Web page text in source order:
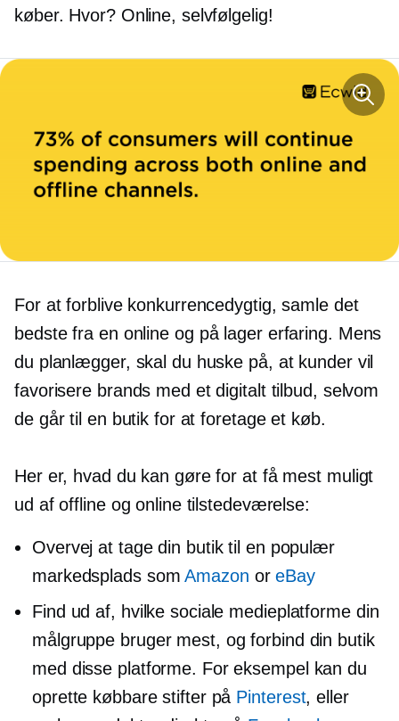
køber. Hvor? Online, selvfølgelig!
For at forblive konkurrencedygtig, samle det
bedste fra en online og på lagererfaring. Mens
du planlægger, skal du huske på, at kunder vil
favorisere brands med et digitalt tilbud, selvom
de går til en butik for at foretage et køb.
Her er, hvad du kan gøre for at få mest muligt
ud af offline og online tilstedeværelse:
Overvej at tage din butik til en populær
markedsplads somAmazon oreBay
Find ud af, hvilke sociale medieplatforme din
målgruppe bruger mest, og forbind din butik
med disse platforme. For eksempel kan du
oprette købbare stifter på Pinterest, eller